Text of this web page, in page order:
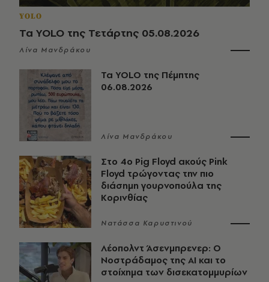
YOLO
Τα YOLO της Τετάρτης 05.08.2026
Λίνα Μανδράκου
Τα YOLO της Πέμπτης
06.08.2026
Λίνα Μανδράκου
Στο 4ο Pig Floyd ακούς Pink
Floyd τρώγοντας την πιο
διάσημη γουρνοπούλα της
Κορινθίας
Νατάσσα Καρυστινού
Λέοπολντ Άσενμπρενερ: Ο
Νοστράδαμος της AI και το
στοίχημα των δισεκατομμυρίων